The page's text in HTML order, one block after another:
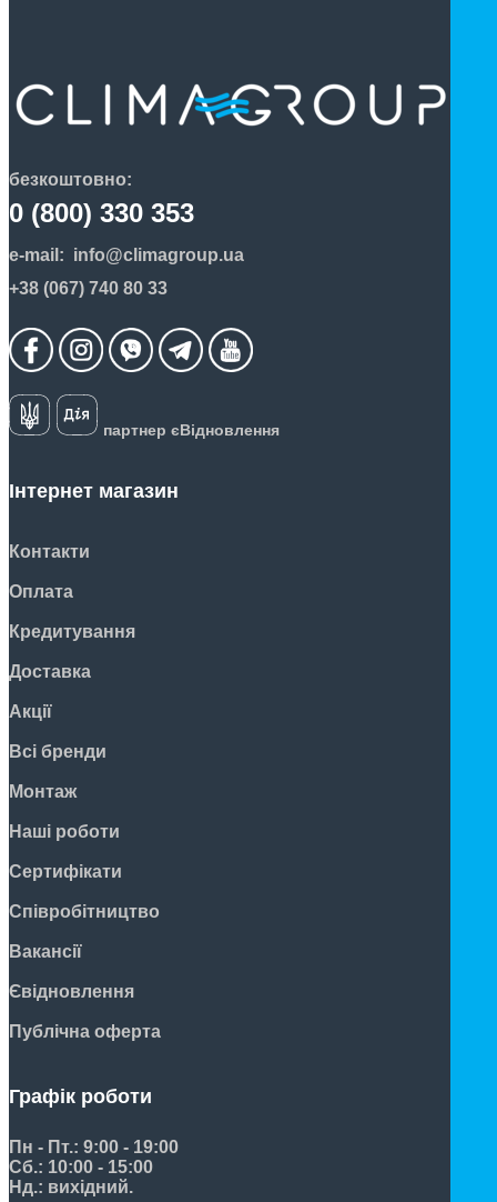
безкоштовно:
0 (800) 330 353
e-mail: info@climagroup.ua
+38 (067) 740 80 33
партнер єВідновлення
Інтернет магазин
Контакти
Оплата
Кредитування
Доставка
Акції
Всі бренди
Монтаж
Наші роботи
Сертифікати
Співробітництво
Вакансії
Євідновлення
Публічна оферта
Графік роботи
Пн - Пт.: 9:00 - 19:00
Сб.: 10:00 - 15:00
Нд.: вихідний.